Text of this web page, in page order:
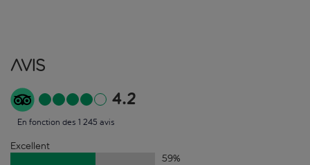
Avis
4.2
En fonction des 1 245 avis
Excellent
59%